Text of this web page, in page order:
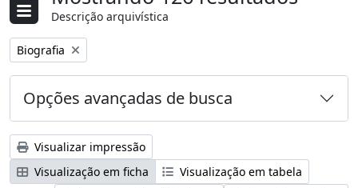
Descrição arquivística
Remover filtro:
Biografia
Opções avançadas de busca
Visualizar impressão
Visualização em ficha
Visualização em tabela